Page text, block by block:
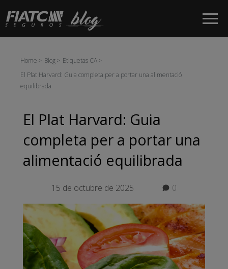
Salta al contingut principal
Home Blog
Etiquetas CA
El Plat Harvard: Guia completa per a portar una alimentació
equilibrada
El Plat Harvard: Guia
completa per a portar una
alimentació equilibrada
15 de octubre de 2025 0